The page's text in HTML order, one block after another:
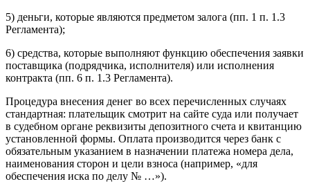
5) деньги, которые являются предметом залога (пп. 1 п. 1.3
Регламента);
6) средства, которые выполняют функцию обеспечения заявки
поставщика (подрядчика, исполнителя) или исполнения
контракта (пп. 6 п. 1.3 Регламента).
Процедура внесения денег во всех перечисленных случаях
стандартная: плательщик смотрит на сайте суда или получает
в судебном органе реквизиты депозитного счета и квитанцию
установленной формы. Оплата производится через банк с
обязательным указанием в назначении платежа номера дела,
наименования сторон и цели взноса (например, «для
обеспечения иска по делу № …»).